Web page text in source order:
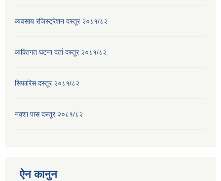
व्यवसाय रजिस्ट्रेशन दस्तूर २०८१/८२
व्यक्तिगत घटना दर्ता दस्तूर २०८१/८२
सिफारिस दस्तूर २०८१/८२
नक्शा पास दस्तूर २०८१/८२
ऐन कानुन